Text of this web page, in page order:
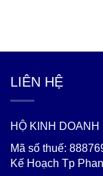
LIÊN HỆ
HỘ KINH DOANH
Mã số thuế:
Kế Hoạch Tp